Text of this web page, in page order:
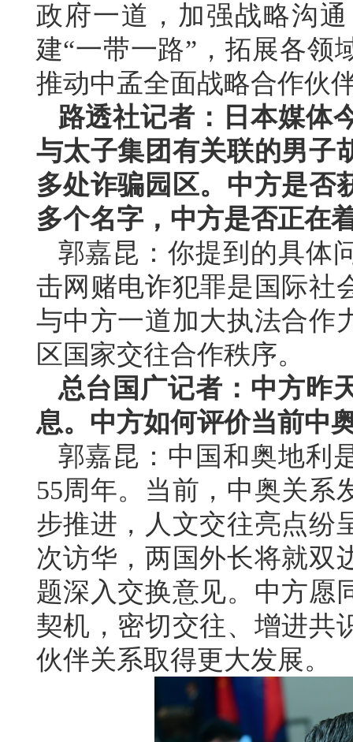
政府一道，加强战略沟
建“一带一路”，拓展各领
推动中孟全面战略合作伙
路透社记者：日本媒体
与太子集团有关联的男子
多处诈骗园区。中方是否
多个名字，中方是否正在
郭嘉昆：你提到的具体
击网赌电诈犯罪是国际社
与中方一道加大执法合作
区国家交往合作秩序。
总台国广记者：中方昨
息。中方如何评价当前中
郭嘉昆：中国和奥地利
55周年。当前，中奥关系
步推进，人文交往亮点纷
次访华，两国外长将就双
题深入交换意见。中方愿
契机，密切交往、增进共
伙伴关系取得更大发展。